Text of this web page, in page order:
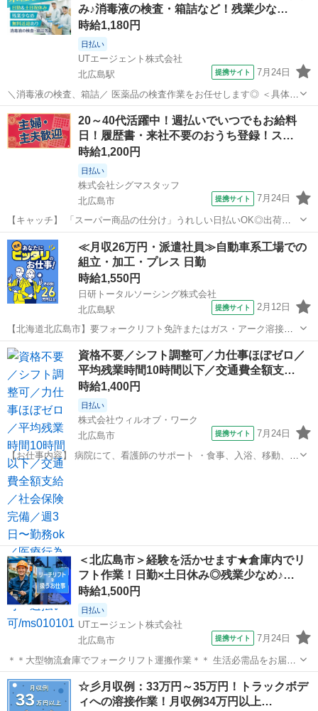
を高速回転させ、素材の表...み♪消毒液の検査・箱詰など！残業少な…
時給1,180円
日払い
UTエージェント株式会社
北広島駅
提携サイト 7月24日
＼消毒液の検査、箱詰／ 医薬品の検査作業をお任せします◎ ＜具体的
には…＞ ■消毒液、容器をラインヘ載せる作業 ■コンベアーより流れ
てくる製品の目視検査 ⇒消費期限の印字確認の目視確認、検品 ■検
査後に段ボールへ箱詰す...
北海道 北広島市 北広島駅 仕分け
20～40代活躍中！週払いでいつでもお給料
日！履歴書・来社不要のおうち登録！ス…
時給1,200円
日払い
株式会社シグマスタッフ
北広島市
提携サイト 7月24日
【キャッチ】 「スーパー商品の仕分け」うれしい日払いOK◎出荷先
ごとの仕分け作業！ 北広島市で大募集♪高時給1200円★週払いでいつ
でもお給料日！自宅でカンタン！WEB登録OK！ 【コメント】 ＼札幌
でお仕事を探すなら当社...
北海道 北広島市 その他
≪月収26万円・派遣社員≫自動車系工場での
組立・加工・プレス 日勤
時給1,550円
日研トータルソーシング株式会社
北広島駅
提携サイト 2月12日
【北海道北広島市】要フォークリフト免許またはガス・アーク溶接資
格！輸送機の溶接による部品製造及び運搬作業《お仕事No.1A023》 お
仕事について トラック・トレーラー等、輸送用車両の部品を製造しま
す。溶接及び運搬作業を担...
北海道 北広島市 北広島駅 その他
資格不要／シフト調整可／力仕事ほぼゼロ／
平均残業時間10時間以下／交通費全額支…
時給1,400円
日払い
株式会社ウィルオブ・ワーク
北広島市
提携サイト 7月24日
【お仕事内容】 病院にて、看護師のサポート ・食事、入浴、移動、排
泄などの身体介助 ・病室のシーツ交換、清掃、環境整備 ・事務作業の
補助業務 ・伝票やカルテの運搬 ・備品、器具の確認 など 「できるか
不安・・・」 という方...
北海道 北広島市
＜北広島市＞経験を活かせます★倉庫内でリ
フト作業！日勤×土日休み◎残業少なめ♪…
時給1,500円
日払い
UTエージェント株式会社
北広島市
提携サイト 7月24日
＊＊大型物流倉庫でフォークリフト運搬作業＊＊ 生活必需品をお届け
する最大手卸売企業です ドラックストアで取り扱っている製品の リー
チリフトでの荷受けがメイン作業！ ☆フォークリフトの経験を活かせ
ます シニアをはじめ幅広...
北海道 北広島市 仕分け
☆彡月収例：33万円～35万円！トラックボデ
ィへの溶接作業！月収例34万円以上…